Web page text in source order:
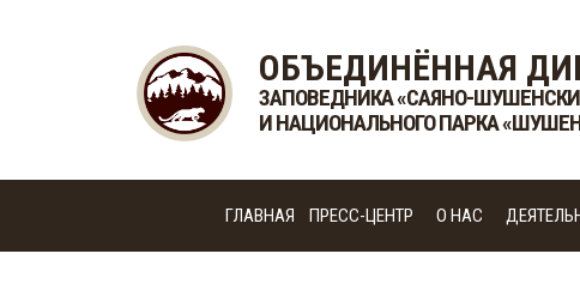
ОБЪЕДИНЁННАЯ
ЗАПОВЕДНИКА «САЯНО-
И НАЦИОНАЛЬНОГО ПАРКА
ГЛАВНАЯ ПРЕСС-ЦЕНТР О НАС